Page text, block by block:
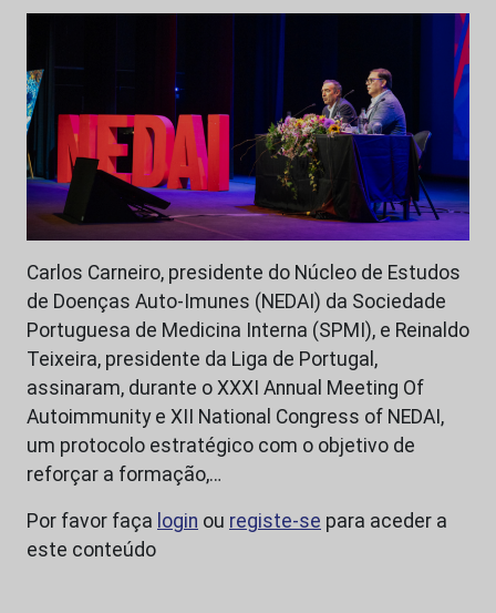
Carlos Carneiro, presidente do Núcleo de Estudos
de Doenças Auto-Imunes (NEDAI) da Sociedade
Portuguesa de Medicina Interna (SPMI), e Reinaldo
Teixeira, presidente da Liga de Portugal,
assinaram, durante o XXXI Annual Meeting Of
Autoimmunity e XII National Congress of NEDAI,
um protocolo estratégico com o objetivo de
reforçar a formação,…
Por favor faça login ou registe-se para aceder a
este conteúdo